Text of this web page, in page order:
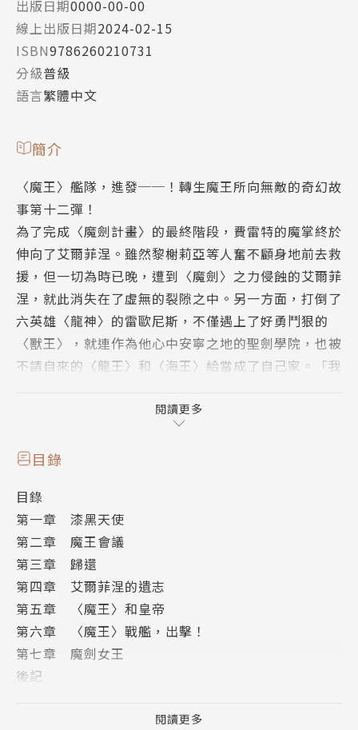
出版日期0000-00-00
線上出版日期2024-02-15
ISBN9786260210731
分級普級
語言繁體中文
簡介
〈魔王〉艦隊，進發──！轉生魔王所向無敵的奇幻故
事第十二彈！
為了完成〈魔劍計畫〉的最終階段，費雷特的魔掌終於
伸向了艾爾菲涅。雖然黎榭莉亞等人奮不顧身地前去救
援，但一切為時已晚，遭到〈魔劍〉之力侵蝕的艾爾菲
涅，就此消失在了虛無的裂隙之中。另一方面，打倒了
六英雄〈龍神〉的雷歐尼斯，不僅遇上了好勇鬥狠的
〈獸王〉，就連作為他心中安寧之地的聖劍學院，也被
不請自來的〈龍王〉和〈海王〉給當成了自己家。「我
艾爾菲涅，第十八小隊不惜奔赴戰雲詭譎的〈第零四戰
術都市〉。而即將和〈不死者的魔王〉展開決戰的雷歐
尼斯，也為此下定了某個重大的決心。
閱讀更多
目錄
目錄
第一章 漆黑天使
第二章 魔王會議
第三章 歸還
第四章 艾爾菲涅的遺志
第五章 〈魔王〉和皇帝
第六章 〈魔王〉戰艦，出擊！
第七章 魔劍女王
後記
閱讀更多